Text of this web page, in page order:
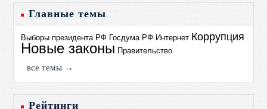
Главные темы
Выборы президента РФ Госдума РФ Интернет Коррупция
Новые законы Правительство
все темы →
Рейтинги